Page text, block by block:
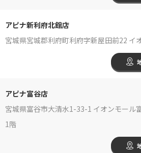
アピナ新利府北館店
宮城県宮城郡利府町利府字新屋田前22 イ
アピナ富谷店
宮城県富谷市大清水1-33-1 イオンモール
1階